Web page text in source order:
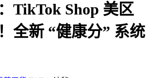
TikTok Shop 美区
全新 “健康分” 系统